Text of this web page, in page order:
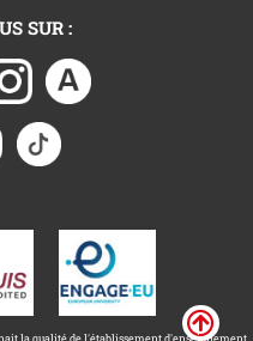
SUR :
la qualité de l'établissement d'enseignement